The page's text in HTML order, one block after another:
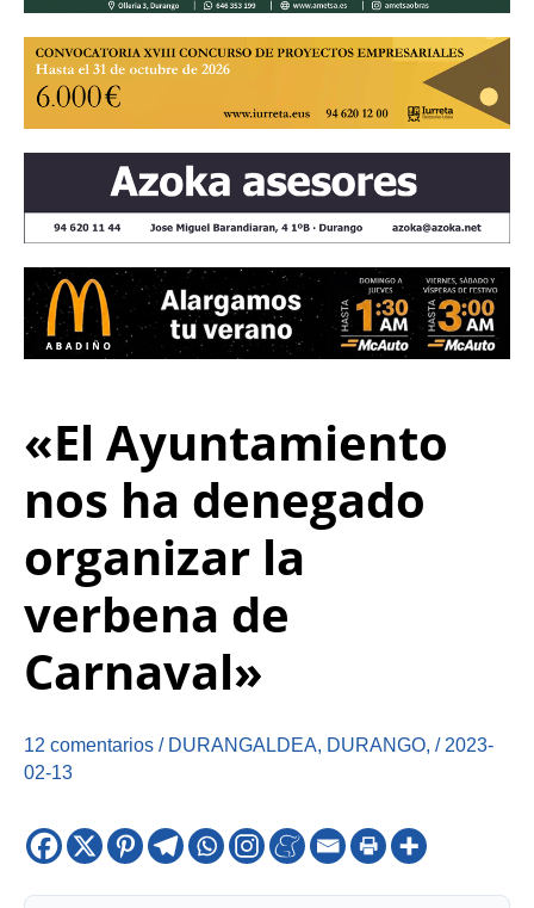
«El Ayuntamiento
nos ha denegado
organizar la
verbena de
Carnaval»
12 comentarios / DURANGALDEA, DURANGO, / 2023-
02-13